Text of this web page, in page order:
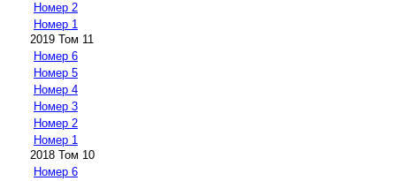
Номер 2
Номер 1
2019 Том 11
Номер 6
Номер 5
Номер 4
Номер 3
Номер 2
Номер 1
2018 Том 10
Номер 6